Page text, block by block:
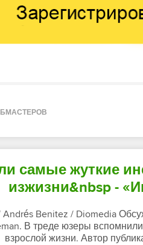
самые жуткие
изжизни&nbsp -
Andrés Benitez / Diomedia
В треде юзеры вспомнили
взрослой жизни. Автор